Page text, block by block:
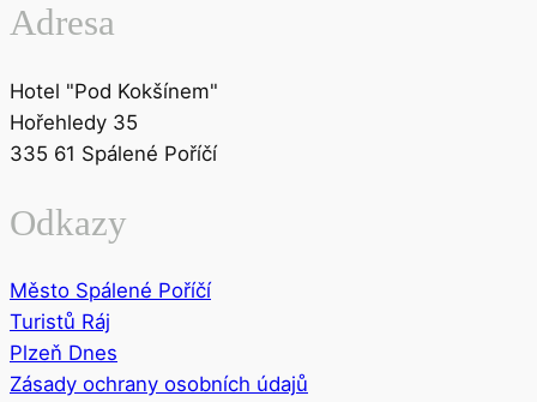
Adresa
Hotel "Pod Kokšínem"
Hořehledy 35
335 61 Spálené Poříčí
Odkazy
Město Spálené Poříčí
Turistů Ráj
Plzeň Dnes
Zásady ochrany osobních údajů